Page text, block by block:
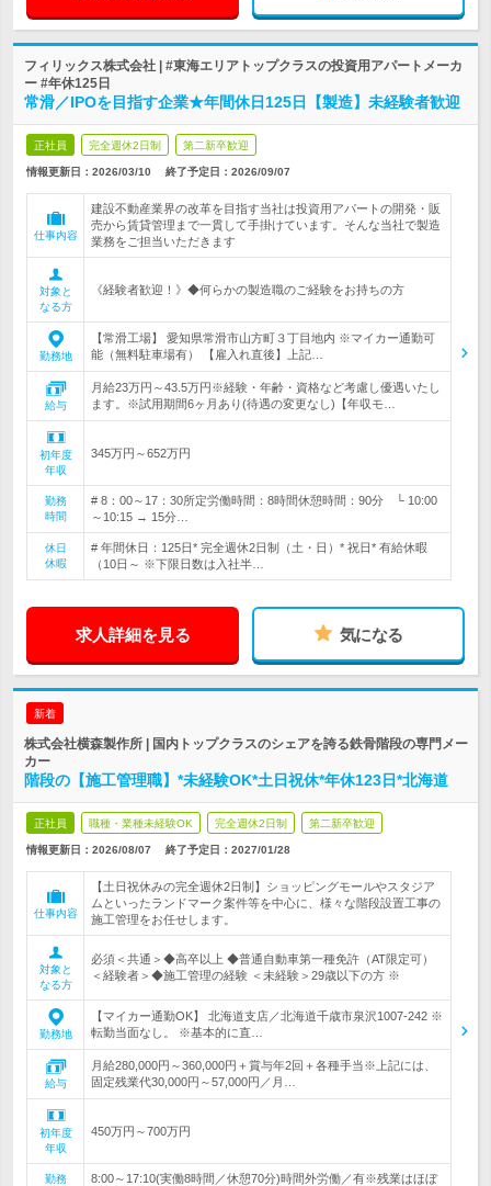
フィリックス株式会社 | #東海エリアトップクラスの投資用アパートメーカ
ー #年休125日
常滑／IPOを目指す企業★年間休日125日【製造】未経験者歓迎
正社員 完全週休2日制 第二新卒歓迎
情報更新日：2026/03/10 終了予定日： 2026/09/07
仕事内容
建設不動産業界の改革を目指す当社は投資用アパートの開発・販
売から賃貸管理まで一貫して手掛けています。そんな当社で製造
業務をご担当いただきます
対象と
なる方
《経験者歓迎！》◆何らかの製造職のご経験をお持ちの方
勤務地
【常滑工場】 愛知県常滑市山方町３丁目地内 ※マイカー通勤可
能（無料駐車場有） 【雇入れ直後】上記…
給与
月給23万円～43.5万円※経験・年齢・資格など考慮し優遇いたし
ます。※試用期間6ヶ月あり(待遇の変更なし)【年収モ…
初年度
年収
345万円～652万円
勤務
時間
# 8：00～17：30所定労働時間：8時間休憩時間：90分 └ 10:00
～10:15 → 15分…
休日
休暇
# 年間休日：125日* 完全週休2日制（土・日）* 祝日* 有給休暇
（10日～ ※下限日数は入社半…
求人詳細を見る 気になる
新着
株式会社横森製作所 | 国内トップクラスのシェアを誇る鉄骨階段の専門メー
カー
階段の【施工管理職】*未経験OK*土日祝休*年休123日*北海道
正社員 職種・業種未経験OK 完全週休2日制 第二新卒歓迎
情報更新日：2026/08/07 終了予定日： 2027/01/28
仕事内容
【土日祝休みの完全週休2日制】ショッピングモールやスタジア
ムといったランドマーク案件等を中心に、様々な階段設置工事の
施工管理をお任せします。
対象と
なる方
必須＜共通＞◆高卒以上 ◆普通自動車第一種免許（AT限定可）
＜経験者＞◆施工管理の経験 ＜未経験＞29歳以下の方 ※
勤務地
【マイカー通勤OK】 北海道支店／北海道千歳市泉沢1007-242 ※
転勤当面なし。 ※基本的に直…
給与
月給280,000円～360,000円＋賞与年2回＋各種手当※上記には、
固定残業代30,000円～57,000円／月…
初年度
年収
450万円～700万円
勤務
8:00～17:10(実働8時間／休憩70分)時間外労働／有※残業はほぼ